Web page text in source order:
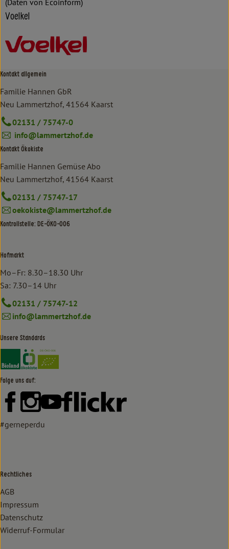
(Daten von Ecoinform)
Voelkel
Kontakt allgemein
Familie Hannen GbR
Neu Lammertzhof, 41564 Kaarst
02131 / 75747-0
info@lammertzhof.de
Kontakt Ökokiste
Familie Hannen Gemüse Abo
Neu Lammertzhof, 41564 Kaarst
02131 / 75747-17
oekokiste@lammertzhof.de
Kontrollstelle: DE-ÖKO-006
Hofmarkt
Mo–Fr: 8.30–18.30 Uhr
Sa: 7.30–14 Uhr
02131 / 75747-12
info@lammertzhof.de
Unsere Standards
Externer Link zu https://www.bioland.de/verbraucher
Externer Link zu https://www.oekokiste.de/
Folge uns auf:
Externer Link zu https://www.facebook.com/lammertzhof/
Externer Link zu https://www.instagram.com/
Externer Link zu https://www.youtube.com/
Externer Link zu https://
#gerneperdu
Rechtliches
AGB
Impressum
Datenschutz
Widerruf-Formular